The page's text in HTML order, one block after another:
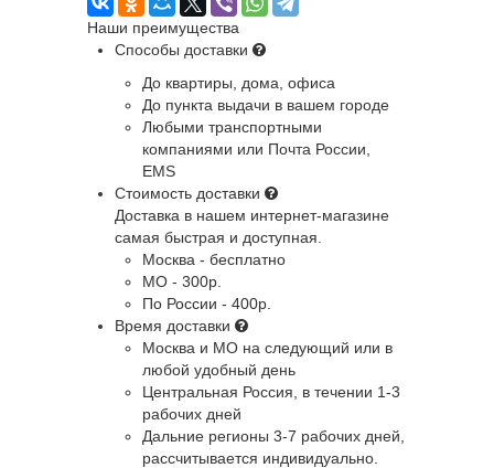
Наши преимущества
Способы доставки
До квартиры, дома, офиса
До пункта выдачи в вашем городе
Любыми транспортными
компаниями или Почта России,
EMS
Стоимость доставки
Доставка в нашем интернет-магазине
самая быстрая и доступная.
Москва - бесплатно
МО - 300р.
По России - 400р.
Время доставки
Москва и МО на следующий или в
любой удобный день
Центральная Россия , в течении 1-3
рабочих дней
Дальние регионы 3-7 рабочих дней,
рассчитывается индивидуально.